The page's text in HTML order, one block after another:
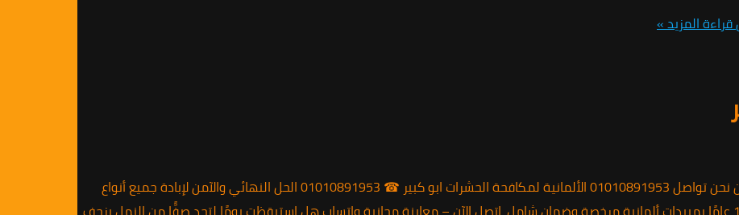
قراءة المزيد »
<!doctype html> الألمانية لمكافحة الحشرات الرئيسية خدماتنا من نحن تواصل 01010891953 الألمانية لمكافحة الحشرات ابو كبير ☎ 01010891953 الحل النهائي والآمن لإبادة جميع أنواع